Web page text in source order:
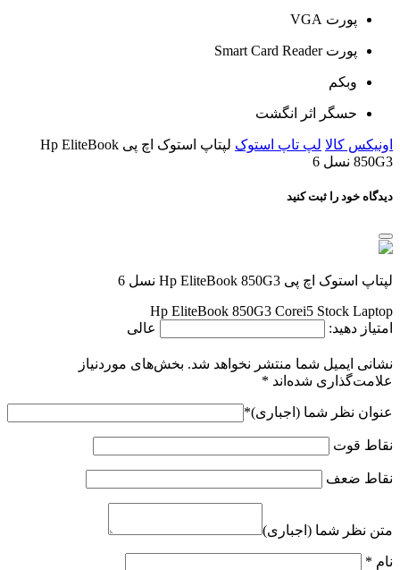
پورت VGA
پورت Smart Card Reader
وبکم
حسگر اثر انگشت
اونیکس کالا لپ تاپ استوک
لپتاپ استوک اچ پی Hp EliteBook
850G3 نسل 6
دیدگاه خود را ثبت کنید
لپتاپ استوک اچ پی Hp EliteBook 850G3 نسل 6
Hp EliteBook 850G3 Corei5 Stock Laptop
امتیاز دهید:
عالی
نشانی ایمیل شما منتشر نخواهد شد. بخش‌های موردنیاز
علامت‌گذاری شده‌اند *
عنوان نظر شما (اجباری)*
نقاط قوت
نقاط ضعف
متن نظر شما (اجباری)
نام *